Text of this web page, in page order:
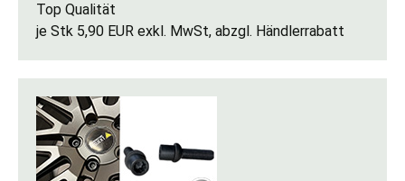
Top Qualität
je Stk 5,90 EUR exkl. MwSt, abzgl. Händlerrabatt